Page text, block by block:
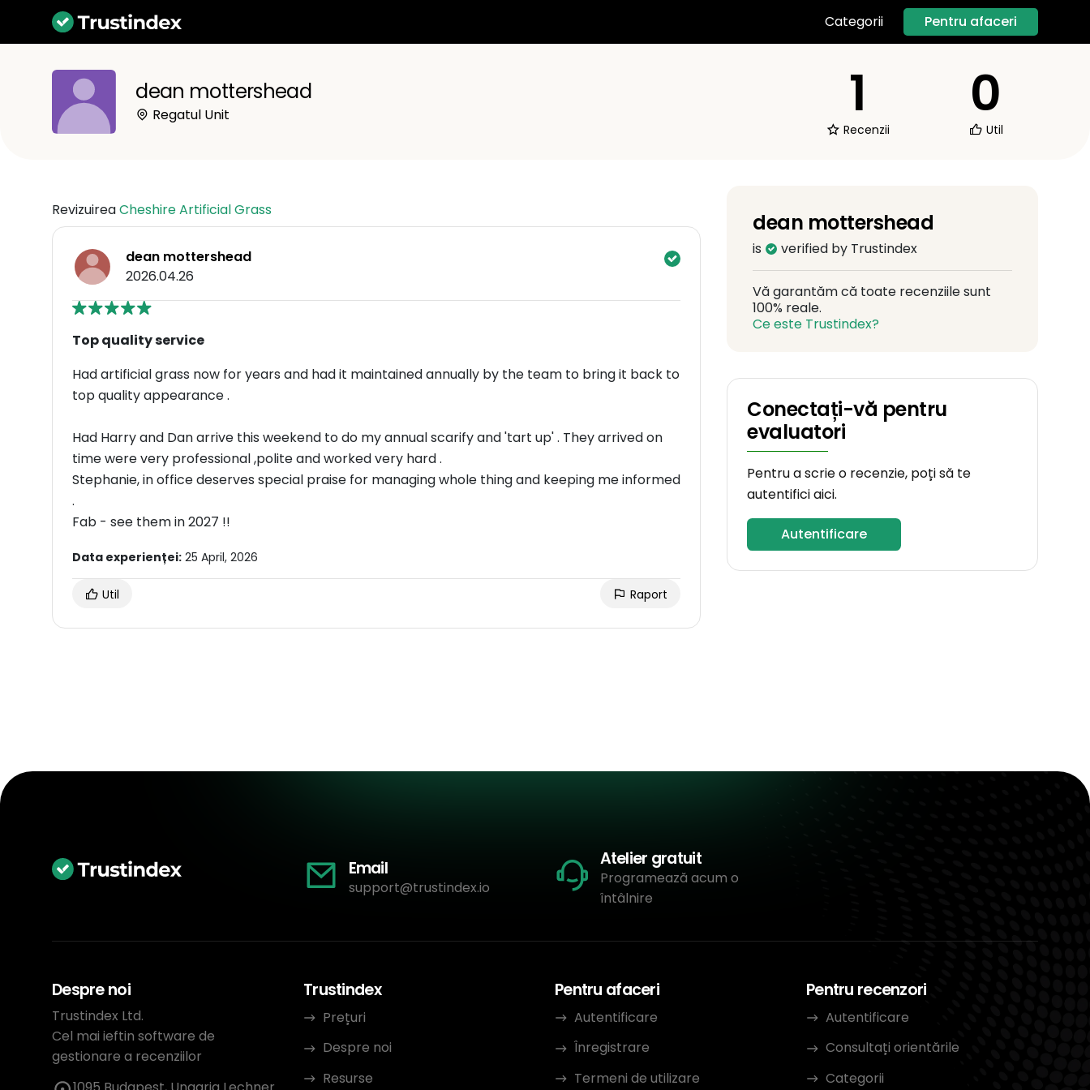
Categorii Pentru afaceri
dean mottershead
Regatul Unit 1
Recenzii
0
Util
RevizuireaCheshire Artificial Grass
dean mottershead
2026.04.26
Top quality service
Had artificial grass now for years and had it maintained annually by the team to bring it back to
top quality appearance .
Had Harry and Dan arrive this weekend to do my annual scarify and 'tart up' . They arrived on
time were very professional ,polite and worked very hard .
Stephanie, in office deserves special praise for managing whole thing and keeping me informed
.
Fab - see them in 2027 !!
Data experienței: 25 April, 2026
Util Raport
dean mottershead
is verified by Trustindex
Vă garantăm că toate recenziile sunt
100% reale.
Ce este Trustindex?
Conectați-vă pentru
evaluatori
Pentru a scrie o recenzie, poți să te
autentifici aici.
Autentificare
Email
support@trustindex.io
Atelier gratuit
Programează acum o
întâlnire
Despre noi
Trustindex Ltd.
Cel mai ieftin software de
gestionare a recenziilor
Trustindex
Prețuri
Despre noi
Resurse
Pentru afaceri
Autentificare
Înregistrare
Termeni de utilizare
Pentru recenzori
Autentificare
Consultați orientările
Categorii